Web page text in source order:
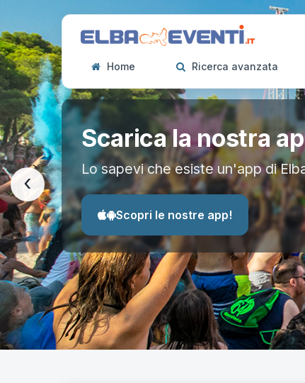
Home Ricerca avanzata
Scarica la nostra
Lo sapevi che esiste un'app di
Scopri le nostre app!
‹